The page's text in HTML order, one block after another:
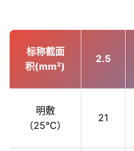
标称截面
积(mm²)
2.5
明敷
（25℃）
21